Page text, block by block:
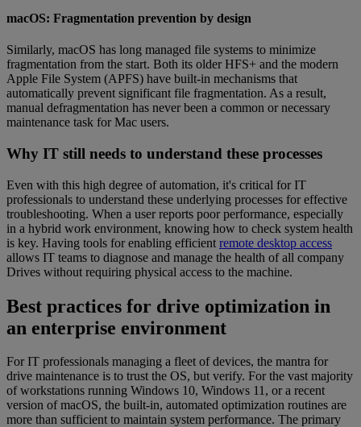
macOS: Fragmentation prevention by design
Similarly, macOS has long managed file systems to minimize
fragmentation from the start. Both its older HFS+ and the modern
Apple File System (APFS) have built-in mechanisms that
automatically prevent significant file fragmentation. As a result,
manual defragmentation has never been a common or necessary
maintenance task for Mac users.
Why IT still needs to understand these processes
Even with this high degree of automation, it's critical for IT
professionals to understand these underlying processes for effective
troubleshooting. When a user reports poor performance, especially
in a hybrid work environment, knowing how to check system health
is key. Having tools for enabling efficient remote desktop access
allows IT teams to diagnose and manage the health of all company
Drives without requiring physical access to the machine.
Best practices for drive optimization in
an enterprise environment
For IT professionals managing a fleet of devices, the mantra for
drive maintenance is to trust the OS, but verify. For the vast majority
of workstations running Windows 10, Windows 11, or a recent
version of macOS, the built-in, automated optimization routines are
more than sufficient to maintain system performance. The primary